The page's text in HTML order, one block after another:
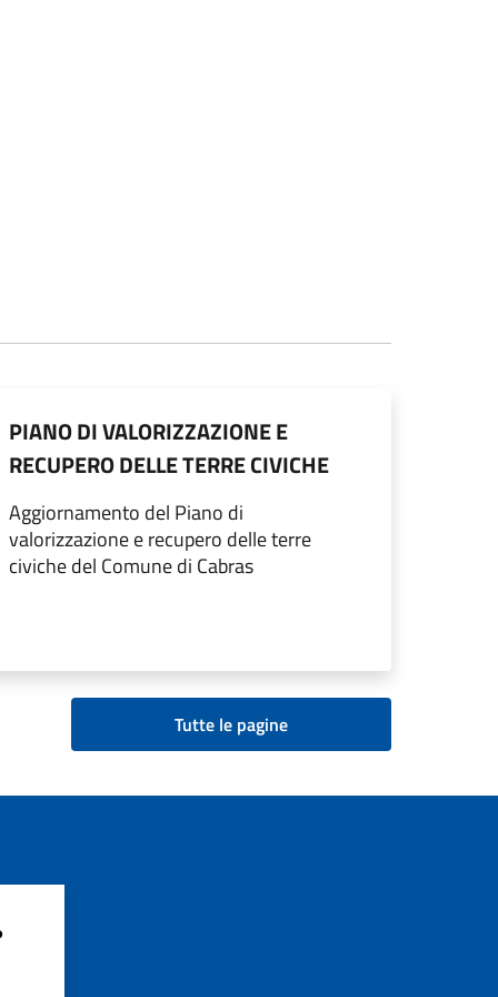
PIANO DI VALORIZZAZIONE E
RECUPERO DELLE TERRE CIVICHE
Aggiornamento del Piano di
valorizzazione e recupero delle terre
civiche del Comune di Cabras
Tutte le pagine